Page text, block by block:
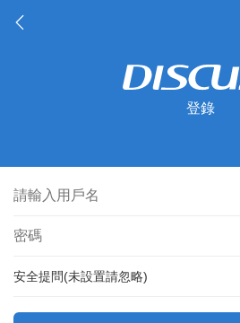
登錄
安全提問(未設置請忽略)